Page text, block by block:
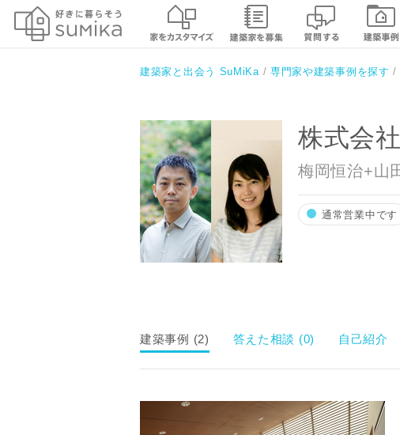
建築家と出会う SuMiKa 専門家や建築事例を探す
株式会社KUMY建築設計事務所
株式会
梅岡恒治+山
通常営業中です
建築事例 (2) 答えた相談 (0) 自己紹介
メールアドレス